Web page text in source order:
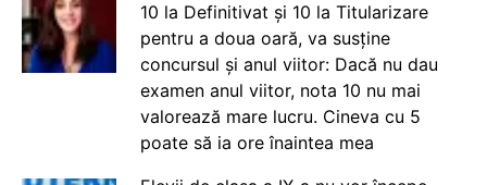
10 la Definitivat și 10 la Titularizare
pentru a doua oară, va susține
concursul și anul viitor: Dacă nu dau
examen anul viitor, nota 10 nu mai
valorează mare lucru. Cineva cu 5
poate să ia ore înaintea mea